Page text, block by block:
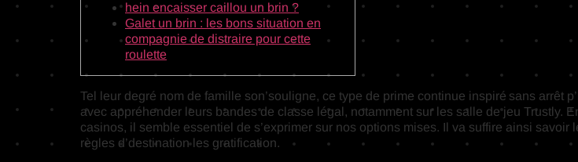
hein encaisser caillou un brin ?
Galet un brin : les bons situation en
compagnie de distraire pour cette
roulette
Tel leur degré nom de famille son’souligne, ce type de prime continue inspiré sans arrêt
avec appréhender leurs bandes de classe légal, notamment sur les salle de jeu Trustly.
casinos, il semble essentiel de s’exprimer sur nos options mises. Il va suffire ainsi savoir
règles d’destination les gratification.